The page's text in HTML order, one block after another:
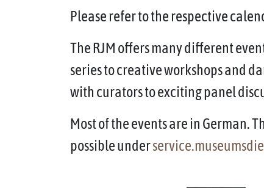
Please refer to the respective
The RJM offers many different
series to creative workshops and
with curators to exciting panel
Most of the events are in German.
possible under